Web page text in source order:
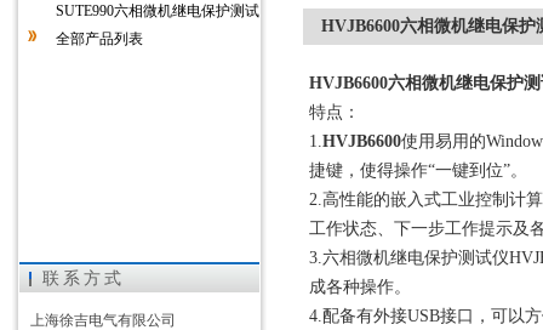
SUTE990六相微机继电保护测试
全部产品列表
联系方式
上海徐吉电气有限公司
HVJB6600六相微机继电保护
HVJB6600六相微机继电保护
特点：
1.HVJB6600使用易用的
捷键，使得操作“一键到位”。
2.高性能的嵌入式工业控制计
工作状态、下一步工作提示及
3.六相微机继电保护测试仪
成各种操作。
4.配备有外接USB接口，可以